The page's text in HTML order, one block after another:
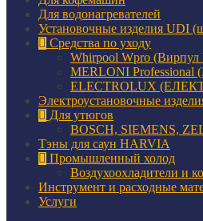
Для водонагревателей
Установочные изделия UDI
Средства по уходу
Whirpool Wpro (Вирпул
MERLONI
ELECTROLUX
Электроустановочные
Для утюгов
BOSCH, SIEMENS,
Тэны для саун HARVIA
Промышленный холод
Воздухоохладители и
Инструмент и расходные
Услуги